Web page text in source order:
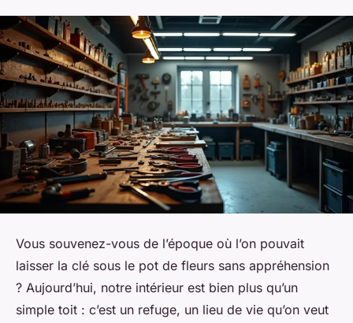
Vous souvenez-vous de l’époque où l’on pouvait
laisser la clé sous le pot de fleurs sans appréhension
? Aujourd’hui, notre intérieur est bien plus qu’un
simple toit : c’est un refuge, un lieu de vie qu’on veut